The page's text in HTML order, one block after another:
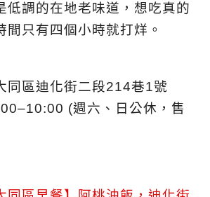
低調的在地老味道，想吃真的
間只有四個小時就打烊。
同區迪化街二段214巷1號
(週六、日公休，售